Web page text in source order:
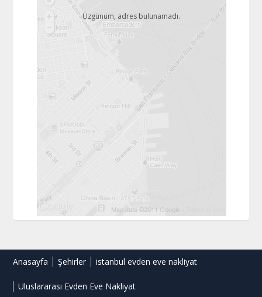
Üzgünüm, adres bulunamadı.
Anasayfa Şehirler istanbul evden eve nakliyat
Uluslararası Evden Eve Nakliyat